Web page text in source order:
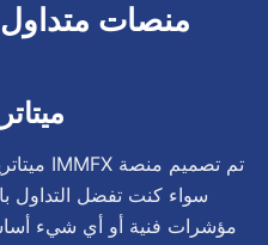
منصات متداول
سواء كنت تفضل التداول